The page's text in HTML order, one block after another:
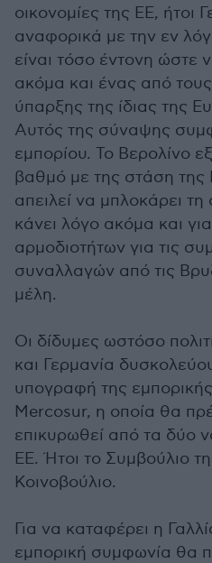
οικονομίες της ΕΕ, ήτοι
αναφορικά με την εν
είναι τόσο έντονη ώστε
ακόμα και ένας από
ύπαρξης της ίδιας της
Αυτός της σύναψης
εμπορίου. Το Βερολίνο
βαθμό με της στάση της
απειλεί να μπλοκάρει
κάνει λόγο ακόμα και
αρμοδιοτήτων για τις
συναλλαγών από τις
μέλη.
Οι δίδυμες ωστόσο
και Γερμανία
υπογραφή της
Mercosur, η οποία θα
επικυρωθεί από τα δύο
ΕΕ. Ήτοι το Συμβούλιο
Κοινοβούλιο.
Για να καταφέρει η
εμπορική συμφωνία θα